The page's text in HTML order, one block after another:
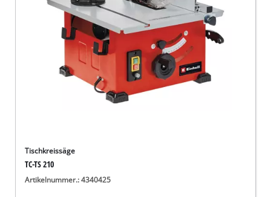
Tischkreissäge
TC-TS 210
Artikelnummer.: 4340425